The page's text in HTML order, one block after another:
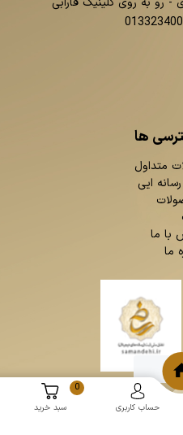
ها
متداول
ایی
با ما
ما
حساب کاربری
0
سبد خرید